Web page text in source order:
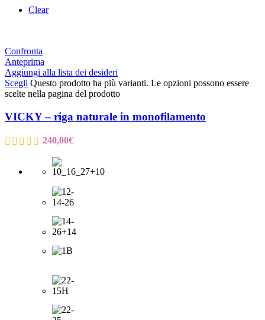
Clear
Confronta
Anteprima
Aggiungi alla lista dei desideri
Scegli Questo prodotto ha più varianti. Le opzioni possono essere
scelte nella pagina del prodotto
VICKY – riga naturale in monofilamento
240,00€